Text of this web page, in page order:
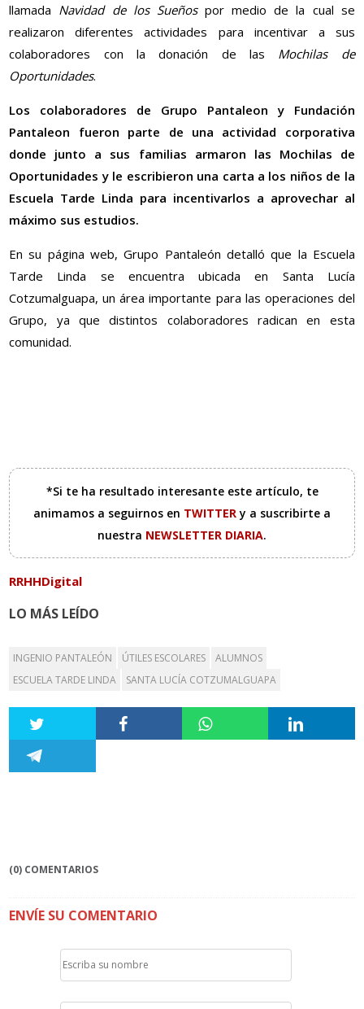
llamada Navidad de los Sueñospor medio de la cual se
realizaron diferentes actividades para incentivar a sus
colaboradores con la donación de las Mochilas de
Oportunidades.
Los colaboradores de Grupo Pantaleon y Fundación
Pantaleon fueron parte de una actividad corporativa
donde junto a sus familias armaron las Mochilas de
Oportunidades y le escribieron una carta a los niños de la
Escuela Tarde Linda para incentivarlos a aprovechar al
máximo sus estudios.
En su página web, Grupo Pantaleón detalló que la Escuela
Tarde Linda se encuentra ubicada en Santa Lucía
Cotzumalguapa, un área importante para las operaciones del
Grupo, ya que distintos colaboradores radican en esta
comunidad.
*Si te ha resultado interesante este artículo, te
animamos a seguirnos en TWITTERy a suscribirte a
nuestra NEWSLETTER DIARIA.
RRHHDigital
LO MÁS LEÍDO
INGENIO PANTALEÓN ÚTILES ESCOLARES
ALUMNOS
ESCUELA TARDE LINDA
SANTA LUCÍA COTZUMALGUAPA
(0) COMENTARIOS
ENVÍE SU COMENTARIO